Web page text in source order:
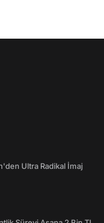
Ultra Radikal İmaj